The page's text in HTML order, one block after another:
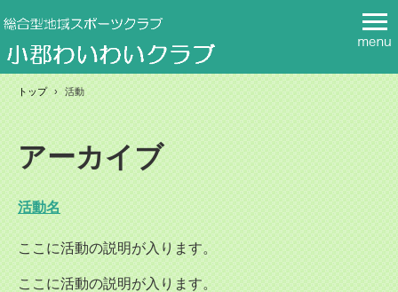
トップ › 活動
アーカイブ
活動名
ここに活動の説明が入ります。
ここに活動の説明が入ります。